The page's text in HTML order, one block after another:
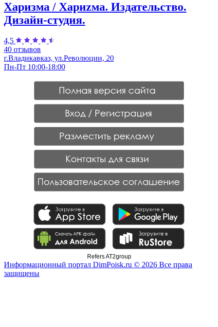
Харизма / Хариzма. Издательство.
Дизайн-студия.
4,5
40 отзывов
г.Владикавказ, ул.Революции, 20
Пн-Пт 10:00-18:00
Refers AT2group
Информационный портал DimPoisk.ru © 2026 Все права
защищены